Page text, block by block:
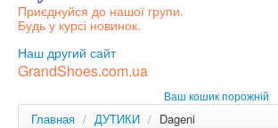
Вхід для покупця
РОС
Приєднуйся до нашої групи.
Будь у курсі новинок.
Наш другий сайт
GrandShoes.com.ua
Ваш кошик порожній
Главная / ДУТИКИ / Dageni